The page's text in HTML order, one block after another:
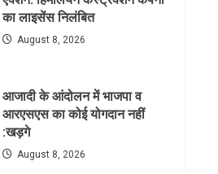
का लाइसेंस निलंबित
August 8, 2026
आजादी के आंदोलन में भाजपा व
आरएसएस का कोई योगदान नहीं
:खड़गे
August 8, 2026